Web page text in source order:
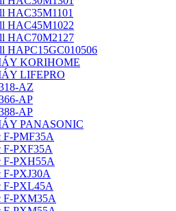
HAC35M1101
HAC45M1022
HAC70M2127
HAPC15GC010506
KORIHOME
LIFEPRO
AZ
AP
AP
PANASONIC
F-PMF35A
F-PXF35A
F-PXH55A
F-PXJ30A
F-PXL45A
F-PXM35A